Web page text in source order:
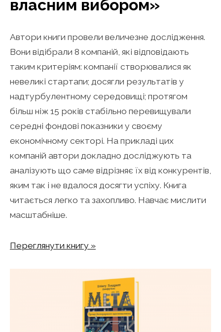
власним вибором»
Автори книги провели величезне дослідження.
Вони відібрали 8 компаній, які відповідають
таким критеріям: компанії створювалися як
невеликі стартапи; досягли результатів у
надтурбулентному середовищі; протягом
більш ніж 15 років стабільно перевищували
середні фондові показники у своєму
економічному секторі. На прикладі цих
компаній автори докладно досліджують та
аналізують що саме відрізняє їх від конкурентів,
яким так і не вдалося досягти успіху. Книга
читається легко та захопливо. Навчає мислити
масштабніше.
Переглянути книгу »